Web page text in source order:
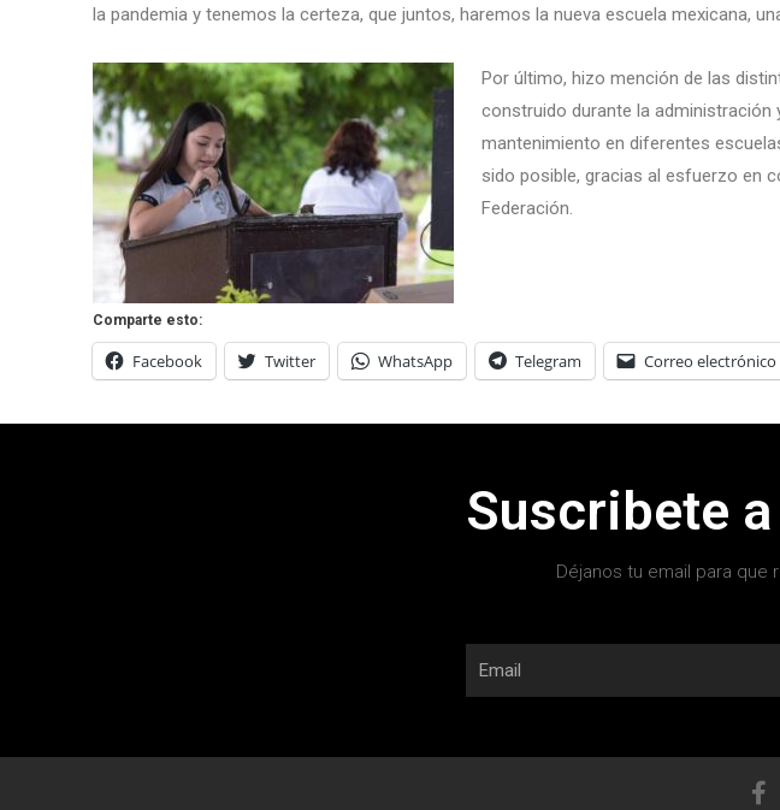
la pandemia y tenemos la certeza, que juntos, haremos la nueva escuela mexicana,
Por último, hizo mención de las
construido durante la administración
mantenimiento en diferentes
sido posible, gracias al esfuerzo en
Federación.
Comparte esto:
Facebook Twitter WhatsApp Telegram Correo electrónico
Suscribete
Déjanos tu email para que